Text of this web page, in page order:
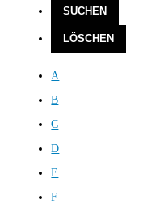
A
B
C
D
E
F